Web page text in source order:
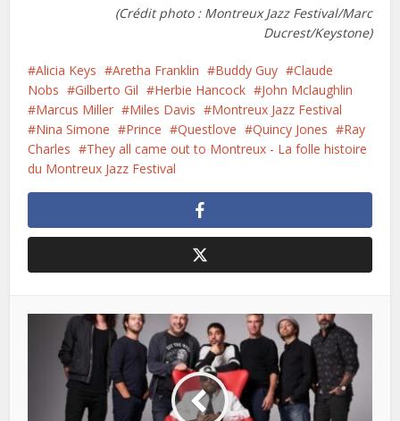
(Crédit photo : Montreux Jazz Festival/Marc
Ducrest/Keystone)
Alicia Keys Aretha Franklin Buddy Guy
Claude
Nobs
Gilberto Gil Herbie Hancock
John Mclaughlin
Marcus Miller
Miles Davis
Montreux Jazz Festival
Nina Simone
Prince Questlove Quincy Jones
Ray
Charles
They all came out to Montreux - La folle histoire
du Montreux Jazz Festival